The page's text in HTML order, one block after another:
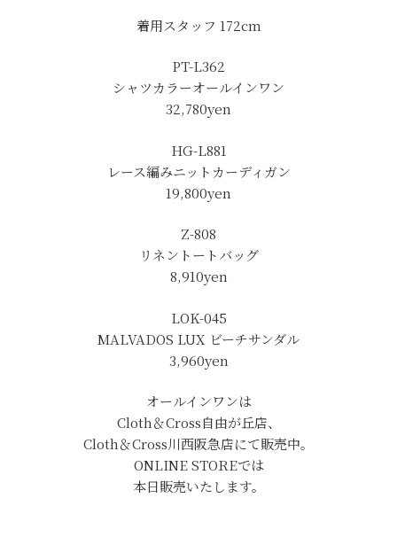
着用スタッフ 172cm
PT-L362
シャツカラーオールインワン
32,780yen
HG-L881
レース編みニットカーディガン
19,800yen
Z-808
リネントートバッグ
8,910yen
LOK-045
MALVADOS LUX ビーチサンダル
3,960yen
オールインワンは
Cloth＆Cross自由が丘店、
Cloth＆Cross川西阪急店にて販売中。
ONLINE STOREでは
本日販売いたします。